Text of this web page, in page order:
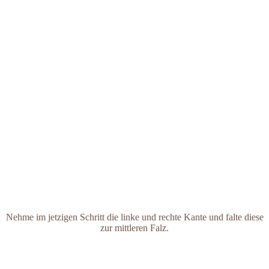
Nehme im jetzigen Schritt die linke und rechte Kante und falte diese
zur mittleren Falz.